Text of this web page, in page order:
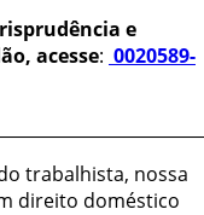
e
acesse: 0020589-
trabalhista, nossa
direito doméstico